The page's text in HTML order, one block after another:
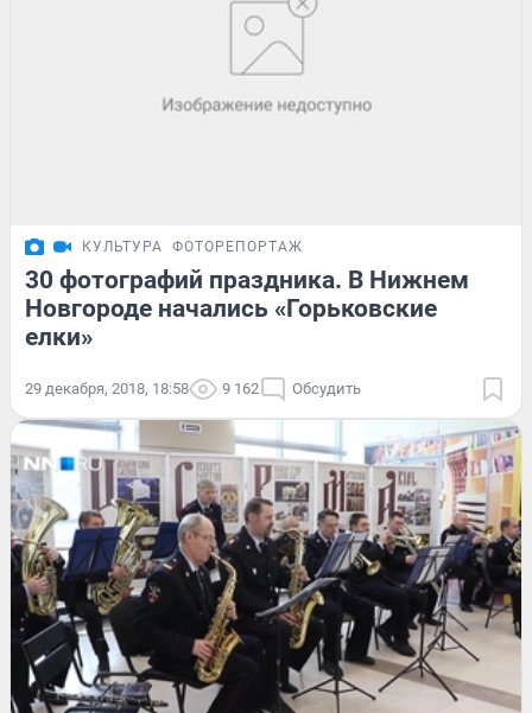
КУЛЬТУРА ФОТОРЕПОРТАЖ
30 фотографий праздника. В Нижнем
Новгороде начались «Горьковские
елки»
29 декабря, 2018, 18:58 9 162 Обсудить